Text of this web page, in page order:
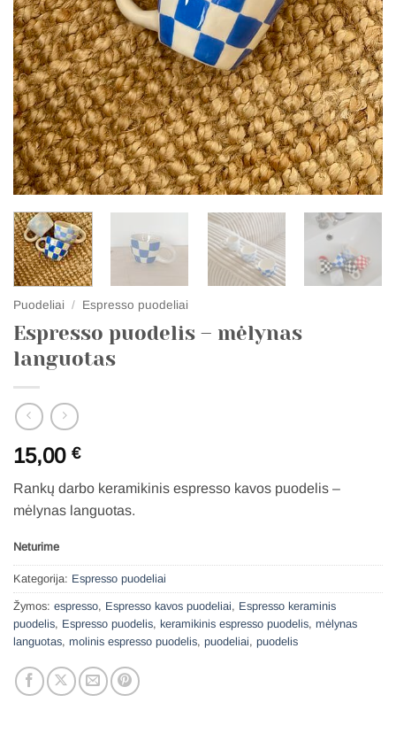
Puodeliai / Espresso puodeliai
Espresso puodelis – mėlynas
languotas
15,00 €
Rankų darbo keramikinis espresso kavos puodelis –
mėlynas languotas.
Neturime
Kategorija: Espresso puodeliai
Žymos: espresso, Espresso kavos puodeliai, Espresso keraminis
puodelis, Espresso puodelis, keramikinis espresso puodelis, mėlynas
languotas, molinis espresso puodelis, puodeliai, puodelis